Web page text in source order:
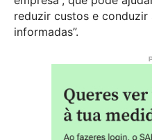
reduzir custos e conduzir
informadas”.